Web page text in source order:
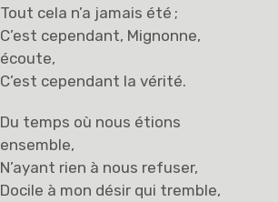
Tout cela n’a jamais été ;
C’est cependant, Mignonne,
écoute,
C’est cependant la vérité.
Du temps où nous étions
ensemble,
N’ayant rien à nous refuser,
Docile à mon désir qui tremble,